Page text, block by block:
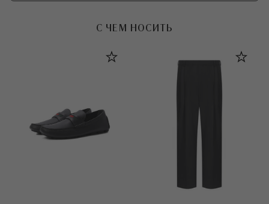
С ЧЕМ НОСИТЬ